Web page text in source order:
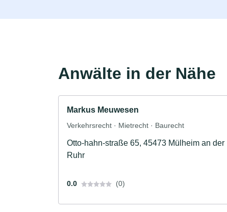
Anwälte in der Nähe
Markus Meuwesen
Verkehrsrecht · Mietrecht · Baurecht
Otto-hahn-straße 65, 45473 Mülheim an der
Ruhr
0.0 (0)